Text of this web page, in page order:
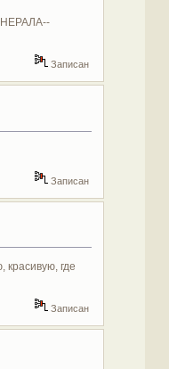
Записан
Записан
где
Записан